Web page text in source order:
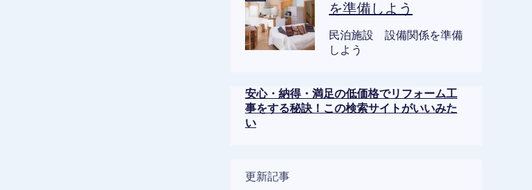
を準備しよう
民泊施設 設備関係を準備
しよう
安心・納得・満足の低価格でリフォーム工
事をする秘訣！この検索サイトがいいみた
い
更新記事